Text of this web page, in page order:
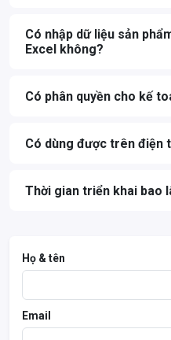
Có nhập dữ liệu sản
Excel không?
Có phân quyền cho kế
Có dùng được trên điện
Thời gian triển khai bao
Họ & tên
Email